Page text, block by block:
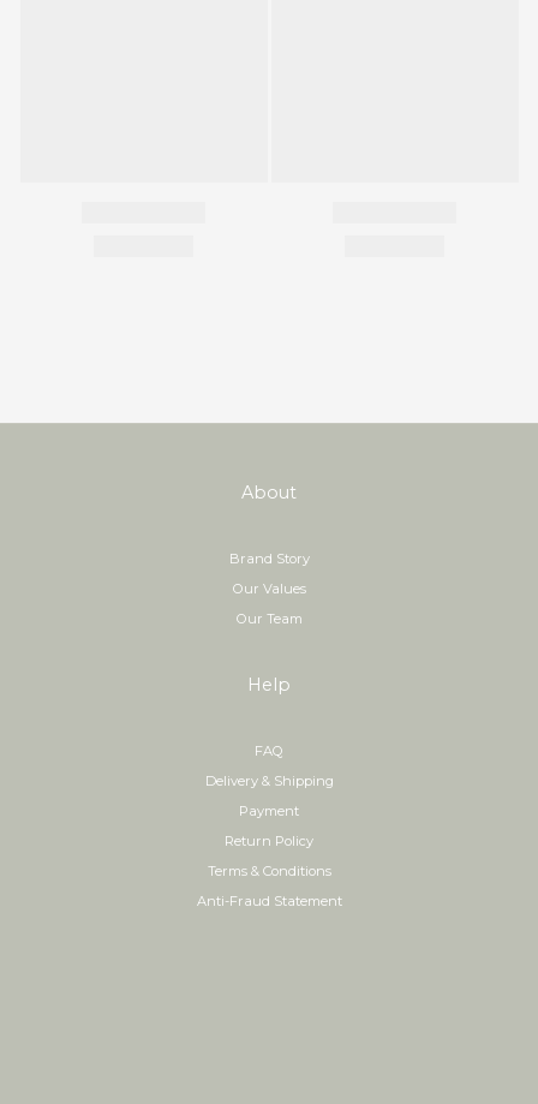
About
Brand Story
Our Values
Our Team
Help
FAQ
Delivery & Shipping
Payment
Return Policy
Terms & Conditions
Anti-Fraud Statement